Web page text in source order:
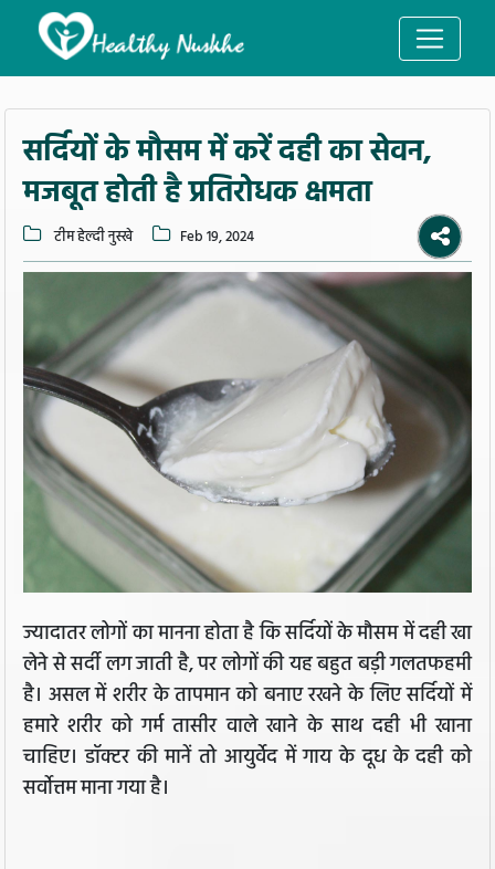
सर्दियों के मौसम में करें दही का सेवन,
मजबूत होती है प्रतिरोधक क्षमता
टीम हेल्दी नुस्खे Feb 19, 2024
ज्यादातर लोगों का मानना होता है कि सर्दियों के मौसम में दही खा
लेने से सर्दी लग जाती है, पर लोगों की यह बहुत बड़ी गलतफहमी
है। असल में शरीर के तापमान को बनाए रखने के लिए सर्दियों में
हमारे शरीर को गर्म तासीर वाले खाने के साथ दही भी खाना
चाहिए। डॉक्टर की मानें तो आयुर्वेद में गाय के दूध के दही को
सर्वोत्तम माना गया है।